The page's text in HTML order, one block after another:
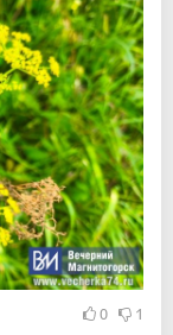
0 1